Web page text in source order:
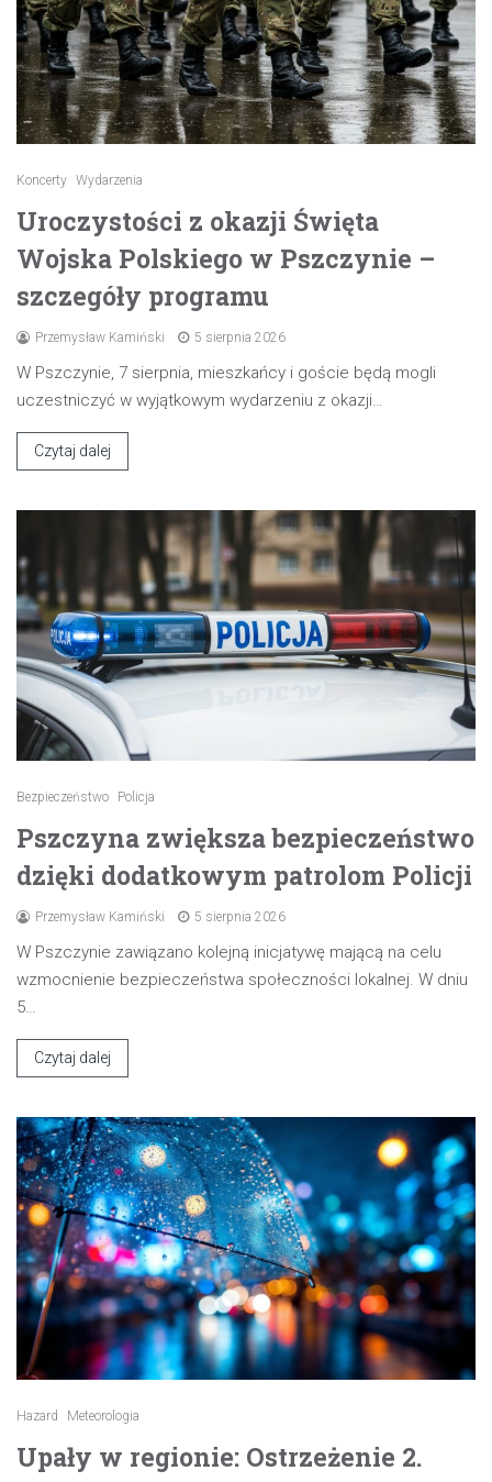
Koncerty Wydarzenia
Uroczystości z okazji Święta
Wojska Polskiego w Pszczynie –
szczegóły programu
Przemysław Kamiński 5 sierpnia 2026
W Pszczynie, 7 sierpnia, mieszkańcy i goście będą mogli
uczestniczyć w wyjątkowym wydarzeniu z okazji…
Czytaj dalej
Bezpieczeństwo Policja
Pszczyna zwiększa bezpieczeństwo
dzięki dodatkowym patrolom Policji
Przemysław Kamiński 5 sierpnia 2026
W Pszczynie zawiązano kolejną inicjatywę mającą na celu
wzmocnienie bezpieczeństwa społeczności lokalnej. W dniu
5…
Czytaj dalej
Hazard Meteorologia
Upały w regionie: Ostrzeżenie 2.